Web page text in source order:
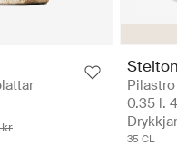
kr
Stelton
0.35 l.
35 CL